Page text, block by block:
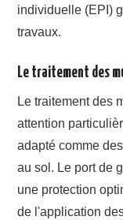
individuelle (EPI)
travaux.
Le traitement des
Le traitement des
attention
adapté comme
au sol. Le port de
une protection
de l'application